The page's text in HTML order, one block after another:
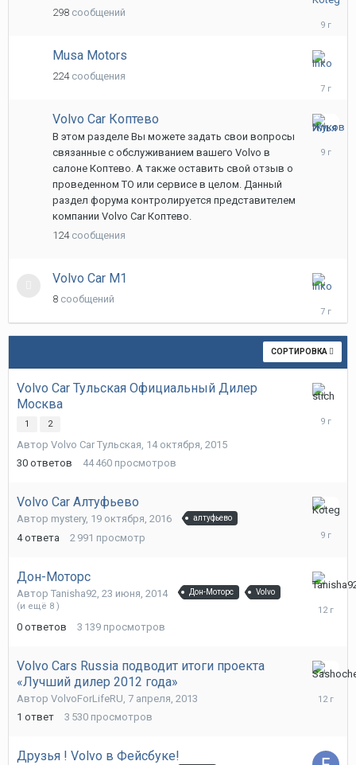
298 сообщений
27
Musa Motors
224 сообщения
27
мая,
Volvo Car Коптево
В этом разделе Вы можете задать свои вопросы
связанные с обслуживанием вашего Volvo в
салоне Коптево. А также оставить свой отзыв о
проведенном ТО или сервисе в целом. Данный
раздел форума контролируется представителем
компании Volvo Car Коптево.
124 сообщения
18
апреля,
Volvo Car M1
8 сообщений
28
мая,
2019
СОРТИРОВКА
Volvo Car Тульская Официальный Дилер
Москва
1 2
Автор Volvo Car Тульская, 14 октября, 2015
30 ответов 44 460 просмотров
9
января,
Volvo Car Алтуфьево
Автор mystery, 19 октября, 2016 алтуфьево
4 ответа 2 991 просмотр
20
октября,
Дон-Моторс
Автор Tanisha92 23 июня, 2014 Дон-Моторс Volvo
(и ещё 8 )
0 ответов 3 139 просмотров
23
июня,
Volvo Cars Russia подводит итоги проекта
«Лучший дилер 2012 года»
Автор VolvoForLifeRU 7 апреля, 2013
1 ответ 3 530 просмотров
28
Друзья ! Volvo в Фейсбуке!